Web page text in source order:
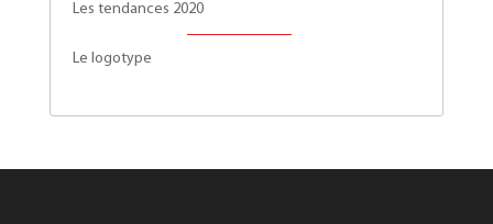
Les tendances 2020
Le logotype